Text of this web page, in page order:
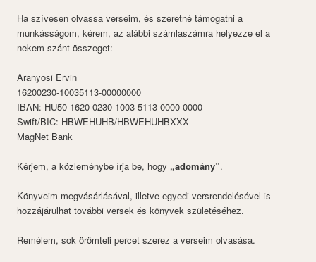
Ha szívesen olvassa verseim, és szeretné támogatni a
munkásságom, kérem, az alábbi számlaszámra helyezze el a
nekem szánt összeget:
Aranyosi Ervin
16200230-10035113-00000000
IBAN: HU50 1620 0230 1003 5113 0000 0000
Swift/BIC: HBWEHUHB/HBWEHUHBXXX
MagNet Bank
Kérjem, a közleménybe írja be, hogy „adomány”.
Könyveim megvásárlásával, illetve egyedi versrendelésével is
hozzájárulhat további versek és könyvek születéséhez.
Remélem, sok örömteli percet szerez a verseim olvasása.